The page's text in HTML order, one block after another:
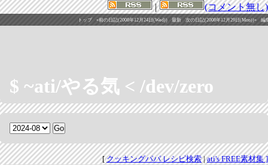
| (コメント無し)
トップ «前の日記(2008年12月24日(Wed)) 最新 次の日記(2008年12月29日(Mon))» 編
$ ~ati/やる気 < /dev/zero
[クッキングパパ レシピ検索|ati's FREE素材集 ]